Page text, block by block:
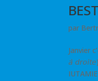
par
Janvier
𝘢̀